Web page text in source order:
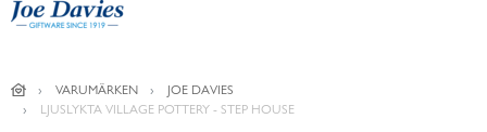
VARUMÄRKEN
JOE DAVIES
LJUSLYKTA VILLAGE POTTERY - STEP HOUSE